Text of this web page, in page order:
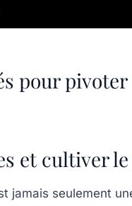
pour
et cultiver
jamais seulement